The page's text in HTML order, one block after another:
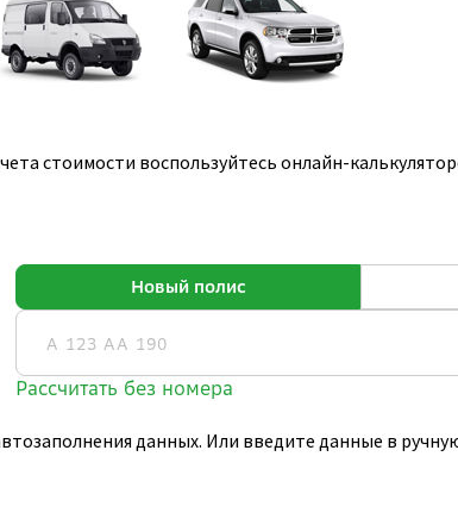
стоимости воспользуйтесь онлайн-
данных. Или введите данные в